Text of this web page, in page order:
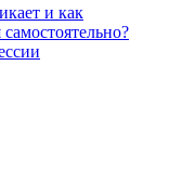
и как